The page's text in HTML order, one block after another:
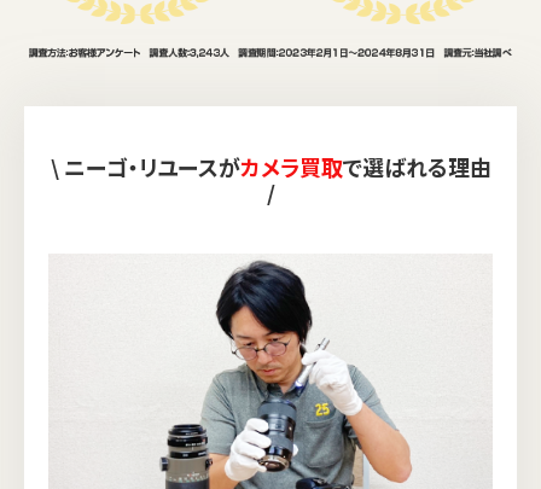
\ ニーゴ・リユースがカメラ買取で選ばれる理由
/